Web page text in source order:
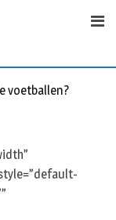
voetballen? Kom